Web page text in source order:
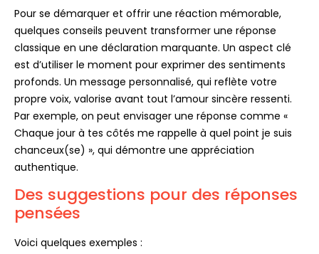
Pour se démarquer et offrir une réaction mémorable,
quelques conseils peuvent transformer une réponse
classique en une déclaration marquante. Un aspect clé
est d’utiliser le moment pour exprimer des sentiments
profonds. Un message personnalisé, qui reflète votre
propre voix, valorise avant tout l’amour sincère ressenti.
Par exemple, on peut envisager une réponse comme «
Chaque jour à tes côtés me rappelle à quel point je suis
chanceux(se) », qui démontre une appréciation
authentique.
Des suggestions pour des réponses
pensées
Voici quelques exemples :